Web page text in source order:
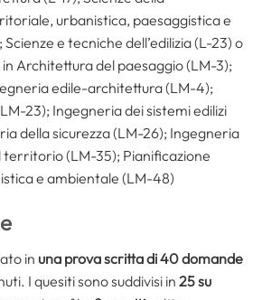
urbanistica, paesaggistica e
e tecniche dell’edilizia (L-23) o
Architettura del paesaggio (LM-3);
edile-architettura (LM-4);
23); Ingegneria dei sistemi edilizi
della sicurezza (LM-26); Ingegneria
territorio (LM-35); Pianificazione
e ambientale (LM-48)
in una prova scritta di 40 domande
I quesiti sono suddivisi in 25 su